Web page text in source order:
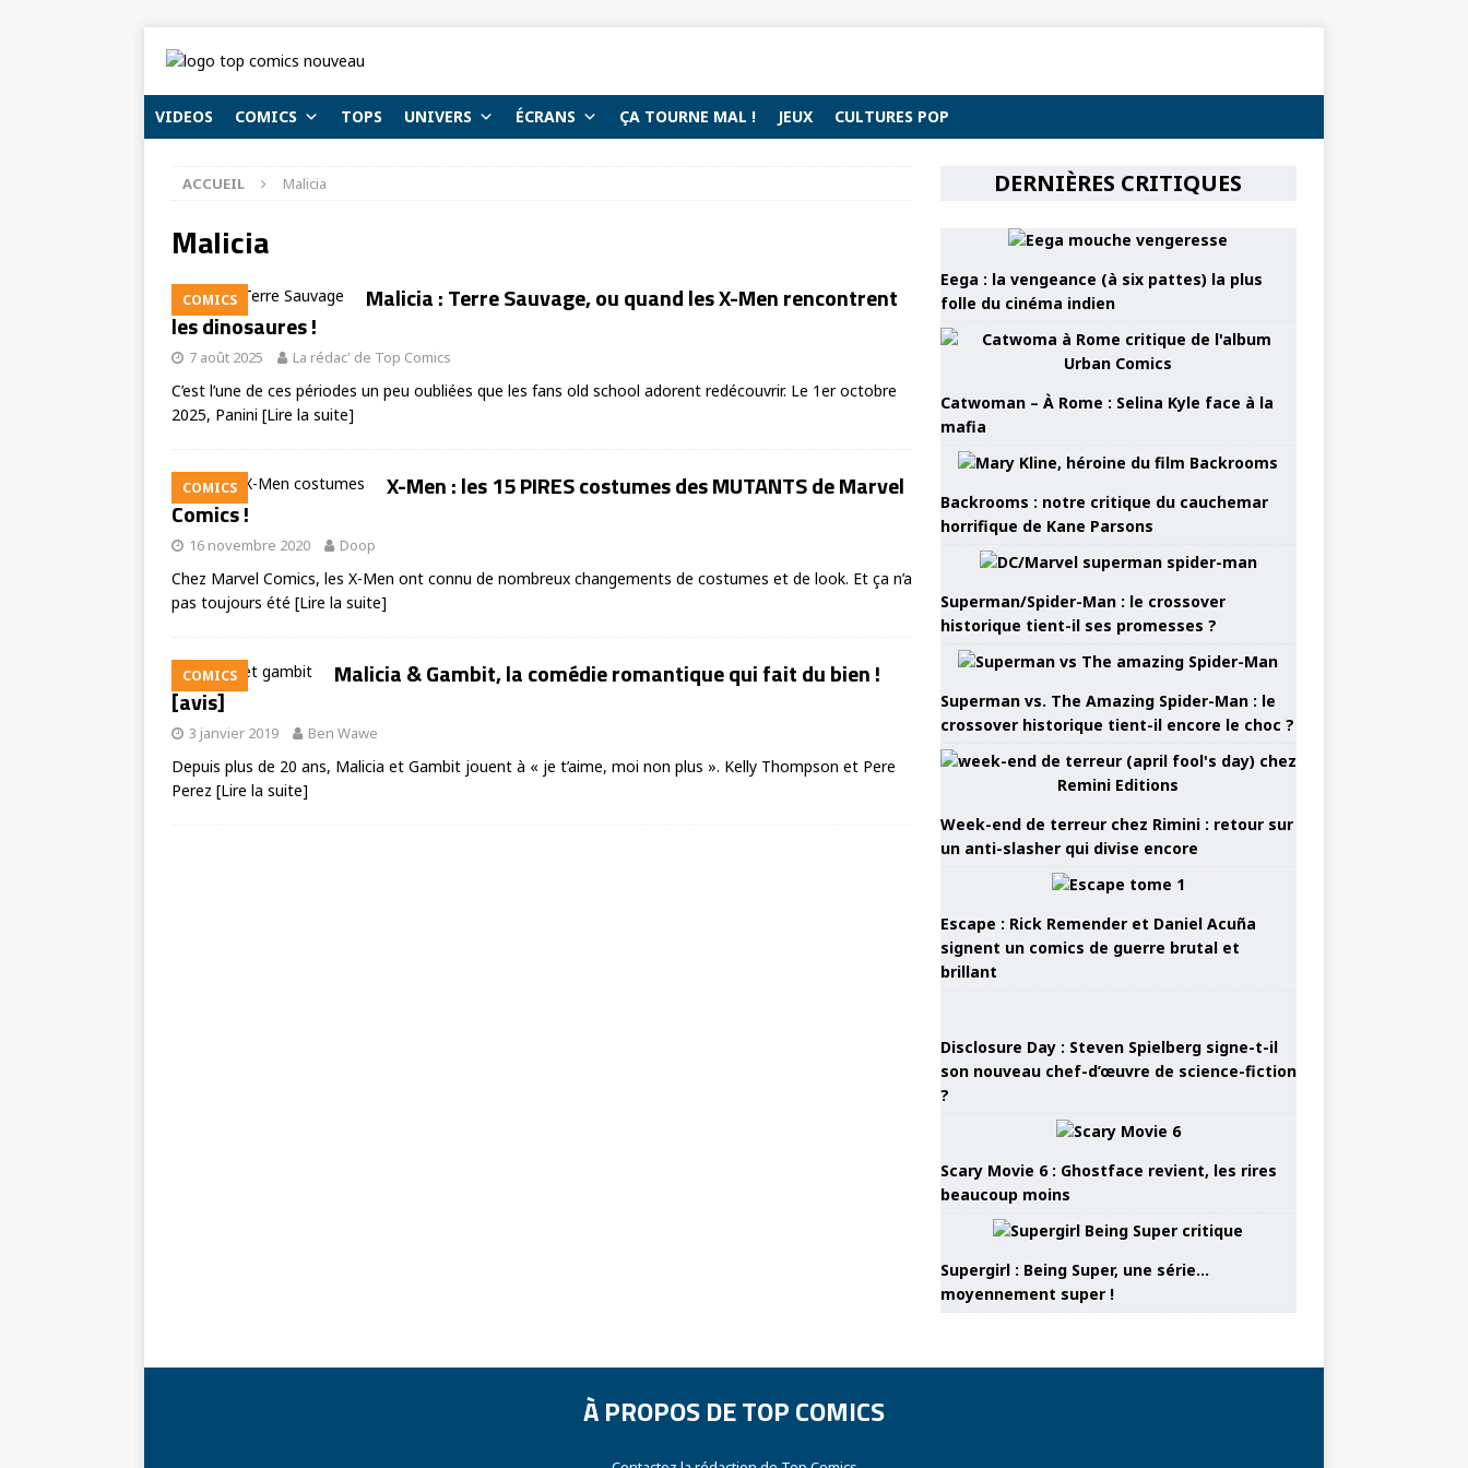
VIDEOS COMICS TOPS UNIVERS ÉCRANS ÇA TOURNE MAL ! JEUX CULTURES POP
ACCUEIL Malicia
Malicia
COMICS
Malicia : Terre Sauvage, ou quand les X-Men rencontrent
les dinosaures !
7 août 2025 La rédac' de Top Comics
C’est l’une de ces périodes un peu oubliées que les fans old school adorent redécouvrir. Le 1er octobre
2025, Panini [Lire la suite]
COMICS
X-Men : les 15 PIRES costumes des MUTANTS de Marvel
Comics !
16 novembre 2020 Doop
Chez Marvel Comics, les X-Men ont connu de nombreux changements de costumes et de look. Et ça n’a
pas toujours été [Lire la suite]
COMICS
Malicia & Gambit, la comédie romantique qui fait du bien !
[avis]
3 janvier 2019 Ben Wawe
Depuis plus de 20 ans, Malicia et Gambit jouent à « je t’aime, moi non plus ». Kelly Thompson et Pere
Perez [Lire la suite]
DERNIÈRES CRITIQUES
Eega : la vengeance (à six pattes) la plus
folle du cinéma indien
Catwoman – À Rome : Selina Kyle face à la
mafia
Backrooms : notre critique du cauchemar
horrifique de Kane Parsons
Superman/Spider-Man : le crossover
historique tient-il ses promesses ?
Superman vs. The Amazing Spider-Man : le
crossover historique tient-il encore le choc ?
Week-end de terreur chez Rimini : retour sur
un anti-slasher qui divise encore
Escape : Rick Remender et Daniel Acuña
signent un comics de guerre brutal et
brillant
Disclosure Day : Steven Spielberg signe-t-il
son nouveau chef-d’œuvre de science-fiction
?
Scary Movie 6 : Ghostface revient, les rires
beaucoup moins
Supergirl : Being Super, une série…
moyennement super !
À PROPOS DE TOP COMICS